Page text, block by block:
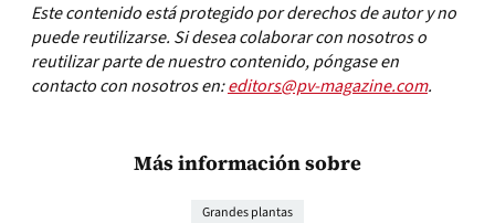
Este contenido está protegido por derechos de autor y no
puede reutilizarse. Si desea colaborar con nosotros o
reutilizar parte de nuestro contenido, póngase en
contacto con nosotros en:editors@pv-magazine.com.
Más información sobre
Grandes plantas